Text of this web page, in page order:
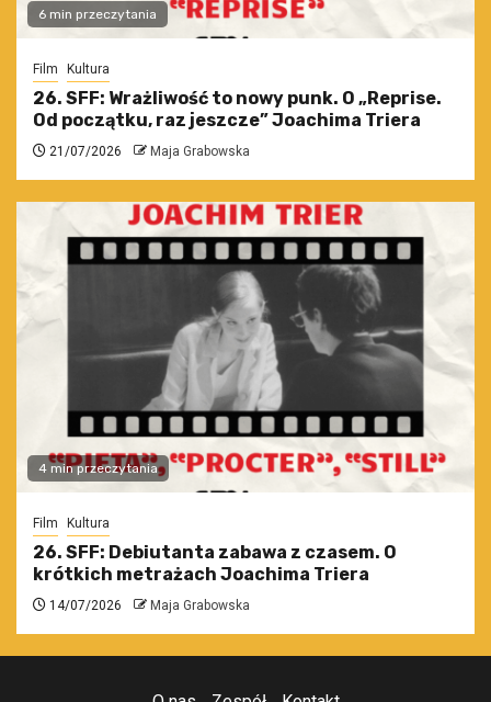
6 min przeczytania
Film Kultura
26. SFF: Wrażliwość to nowy punk. O „Reprise.
Od początku, raz jeszcze” Joachima Triera
21/07/2026 Maja Grabowska
4 min przeczytania
Film Kultura
26. SFF: Debiutanta zabawa z czasem. O
krótkich metrażach Joachima Triera
14/07/2026 Maja Grabowska